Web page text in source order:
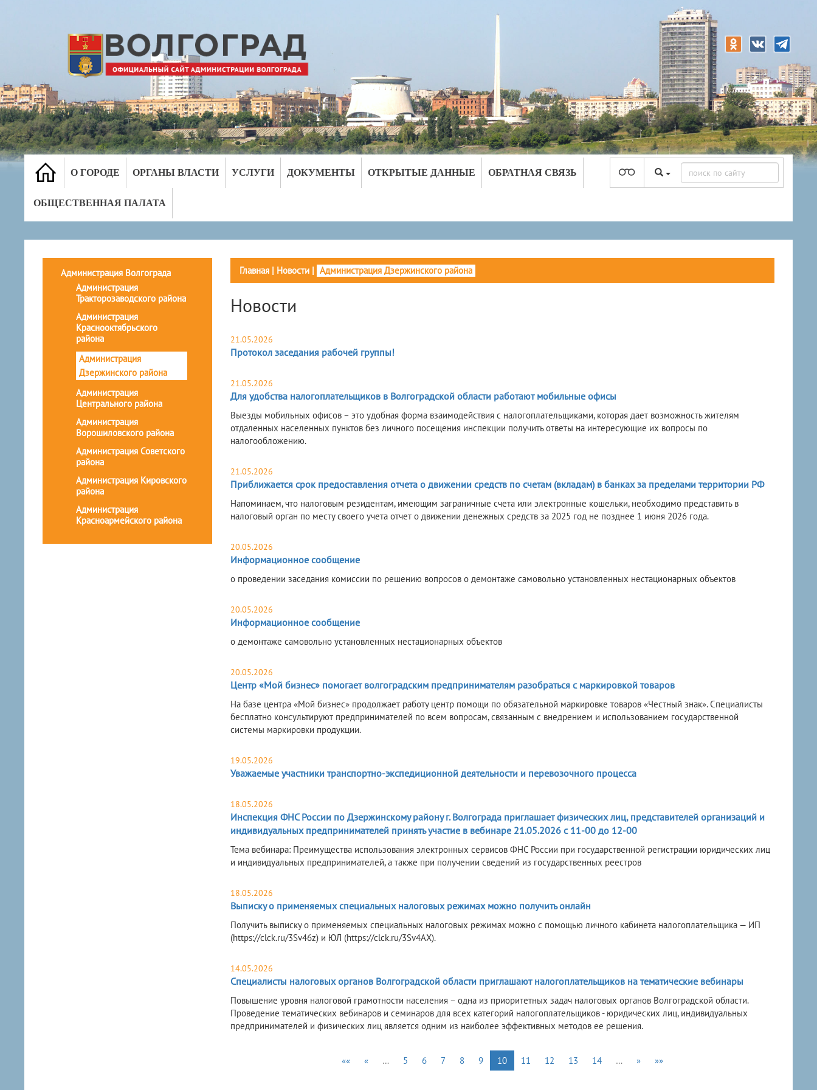
О ГОРОДЕ ОРГАНЫ ВЛАСТИ УСЛУГИ ДОКУМЕНТЫ ОТКРЫТЫЕ ДАННЫЕ ОБРАТНАЯ СВЯЗЬ
ОБЩЕСТВЕННАЯ ПАЛАТА
Администрация Волгограда
Администрация
Тракторозаводского района
Администрация
Краснооктябрьского
района
Администрация
Дзержинского района
Администрация
Центрального района
Администрация
Ворошиловского района
Администрация Советского
района
Администрация Кировского
района
Администрация
Красноармейского района
Главная| Новости| Администрация Дзержинского района
Новости
21.05.2026
Протокол заседания рабочей группы!
21.05.2026
Для удобства налогоплательщиков в Волгоградской области работают мобильные офисы
Выезды мобильных офисов – это удобная форма взаимодействия с налогоплательщиками, которая дает возможность жителям
отдаленных населенных пунктов без личного посещения инспекции получить ответы на интересующие их вопросы по
налогообложению.
21.05.2026
Приближается срок предоставления отчета о движении средств по счетам (вкладам) в банках за пределами территории РФ
Напоминаем, что налоговым резидентам, имеющим заграничные счета или электронные кошельки, необходимо представить в
налоговый орган по месту своего учета отчет о движении денежных средств за 2025 год не позднее 1 июня 2026 года.
20.05.2026
Информационное сообщение
о проведении заседания комиссии по решению вопросов о демонтаже самовольно установленных нестационарных объектов
20.05.2026
Информационное сообщение
о демонтаже самовольно установленных нестационарных объектов
20.05.2026
Центр «Мой бизнес» помогает волгоградским предпринимателям разобраться с маркировкой товаров
На базе центра «Мой бизнес» продолжает работу центр помощи по обязательной маркировке товаров «Честный знак». Специалисты
бесплатно консультируют предпринимателей по всем вопросам, связанным с внедрением и использованием государственной
системы маркировки продукции.
19.05.2026
Уважаемые участники транспортно-экспедиционной деятельности и перевозочного процесса
18.05.2026
Инспекция ФНС России по Дзержинскому району г. Волгограда приглашает физических лиц, представителей организаций и
индивидуальных предпринимателей принять участие в вебинаре 21.05.2026 с 11-00 до 12-00
Тема вебинара: Преимущества использования электронных сервисов ФНС России при государственной регистрации юридических лиц
и индивидуальных предпринимателей, а также при получении сведений из государственных реестров
18.05.2026
Выписку о применяемых специальных налоговых режимах можно получить онлайн
Получить выписку о применяемых специальных налоговых режимах можно с помощью личного кабинета налогоплательщика — ИП
(https://clck.ru/3Sv46z) и ЮЛ (https://clck.ru/3Sv4AX).
14.05.2026
Специалисты налоговых органов Волгоградской области приглашают налогоплательщиков на тематические вебинары
Повышение уровня налоговой грамотности населения – одна из приоритетных задач налоговых органов Волгоградской области.
Проведение тематических вебинаров и семинаров для всех категорий налогоплательщиков - юридических лиц, индивидуальных
предпринимателей и физических лиц является одним из наиболее эффективных методов ее решения.
«« « … 5 6 7 8 9 10 11 12 13 14 … » »»